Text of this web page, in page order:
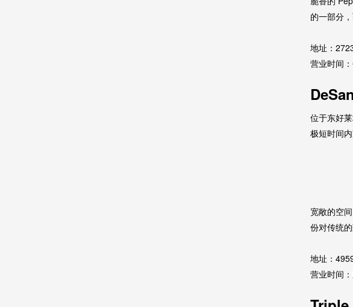
的一部分
地址：
营业时间
位于东好
极短时间
宽敞的空
份对传统的
地址：
营业时间